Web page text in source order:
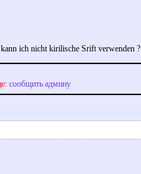
ich nicht kirilische Srift verwenden ?
сообщить админу